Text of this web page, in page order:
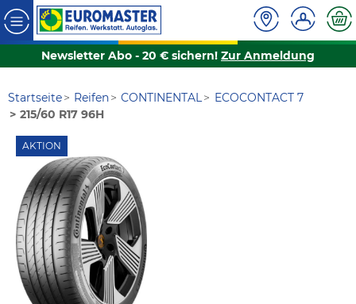
Newsletter Abo - 20 € sichern! Zur Anmeldung
Startseite Reifen CONTINENTAL
ECOCONTACT 7
215/60 R17 96H
AKTION